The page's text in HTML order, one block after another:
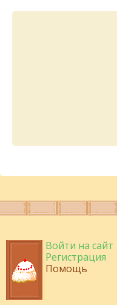
Войти на сайт
Регистрация
Помощь